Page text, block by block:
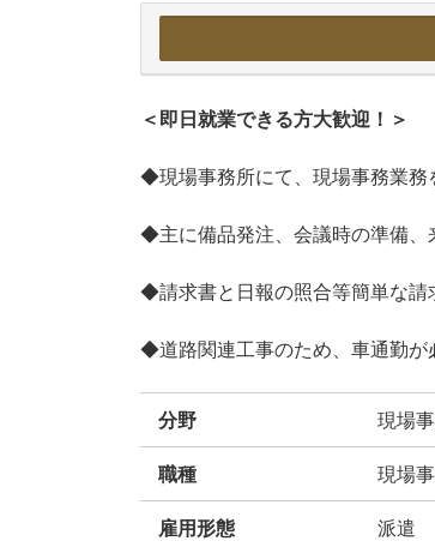
＜即日就業できる方大歓迎！＞
◆現場事務所にて、現場事務業務
◆主に備品発注、会議時の準備、
◆請求書と日報の照合等簡単な請
◆道路関連工事のため、車通勤が
分野 現場
職種 現場
雇用形態 派遣